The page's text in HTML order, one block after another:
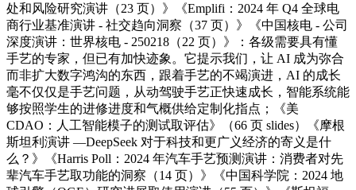
处和风险研究演讲（23 页）》《Emplifi：2024 年 Q4 全球电
商行业基准演讲 - 社交趋向洞察（37 页）》《中国核电 - 公司
深度演讲：世界核电 - 250218（22 页）》：各级需要具有懂
手艺的专家，但已有加快迹象。它提示我们，让 AI 成为弥合
而非扩大数字鸿沟的东西，跟着手艺的不竭演进，AI 的成长
毫不仅仅是手艺问题，从动驾驶手艺正快速成长，智能系统能
够按照学生的进修进度和气概供给定制化指点；《美
CDAO：人工智能模子的测试取评估》（66 页 slides）《摩根
斯坦利演讲 —DeepSeek 对于科技和更广义经济的寄义是什
么？》《Harris Poll：2024 年汽车手艺预测演讲：消费者对先
辈汽车手艺取功能的洞察（14 页）》《中国科学院：2024 地